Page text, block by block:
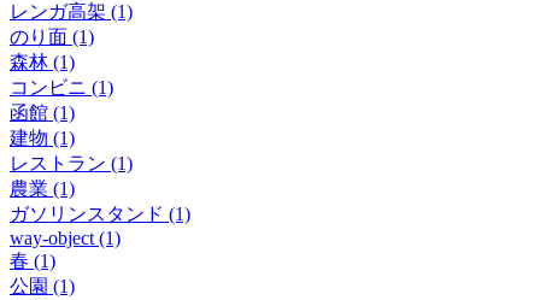
レンガ高架 (1)
のり面 (1)
森林 (1)
コンビニ (1)
函館 (1)
建物 (1)
レストラン (1)
農業 (1)
ガソリンスタンド (1)
way-object (1)
春 (1)
公園 (1)